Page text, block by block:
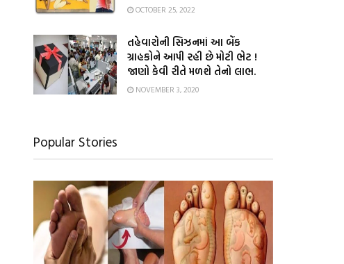
OCTOBER 25, 2022
તહેવારોની સિઝનમાં આ બેંક
ગ્રાહકોને આપી રહી છે મોટી ભેટ !
જાણો કેવી રીતે મળશે તેનો લાભ.
NOVEMBER 3, 2020
Popular Stories